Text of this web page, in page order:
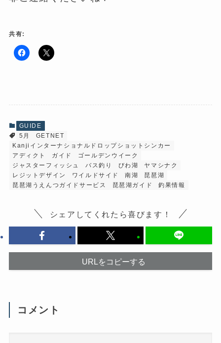
共有:
F
k
有
す
る
に
は
ク
リ
ッ
ク
し
て
新
ウ
ィ
ウ
)
ク
で
(
新
し
い
ウ
ィ
ン
ド
ウ
で
開
GUIDE
5月
GETNET
Kanjiインターナショナルドロップショットシンカー
アディクト
ガイド
ゴールデンウイーク
ジャスターフィッシュ
バス釣り びわ湖
ヤマシナク
レジットデザイン
ワイルドサイド 南湖
琵琶湖
琵琶湖うえんつガイドサービス
琵琶湖ガイド 釣果情報
シェアしてくれたら喜びます！
URLをコピーする
コメント